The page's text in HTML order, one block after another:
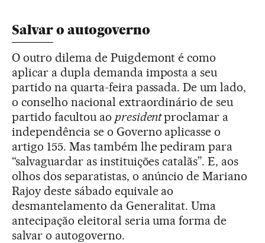
Salvar o autogoverno
O outro dilema de Puigdemont é como
aplicar a dupla demanda imposta a seu
partido na quarta-feira passada. De um lado,
o conselho nacional extraordinário de seu
partido facultou ao presidentproclamar a
independência se o Governo aplicasse o
artigo 155. Mas também lhe pediram para
“salvaguardar as instituições catalãs”. E, aos
olhos dos separatistas, o anúncio de Mariano
Rajoy deste sábado equivale ao
desmantelamento da Generalitat. Uma
antecipação eleitoral seria uma forma de
salvar o autogoverno.